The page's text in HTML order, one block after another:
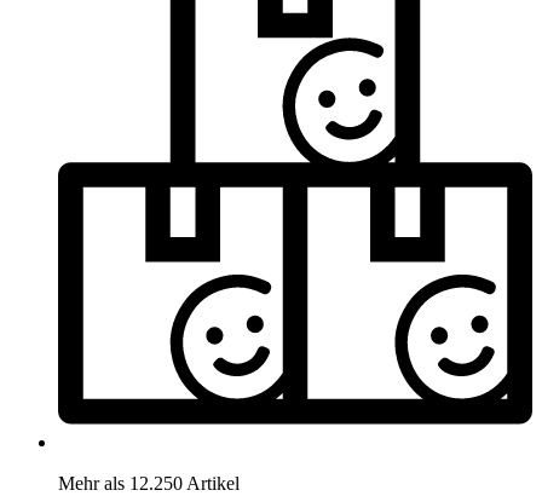
Mehr als 12.250 Artikel